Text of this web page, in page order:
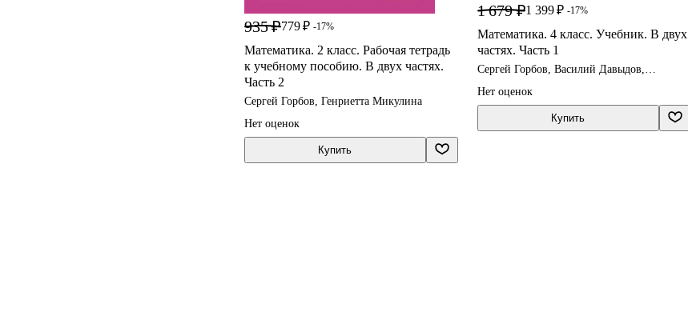
935 ₽779 ₽ -17%
Математика. 2 класс. Рабочая тетрадь
к учебному пособию. В двух частях.
Часть 2
Сергей Горбов, Генриетта Микулина
Нет оценок
Купить
1 679 ₽1 399 ₽ -17%
Математика. 4 класс. Учебник. В двух
частях. Часть 1
Сергей Горбов, Василий Давыдов,
Нет оценок
Купить